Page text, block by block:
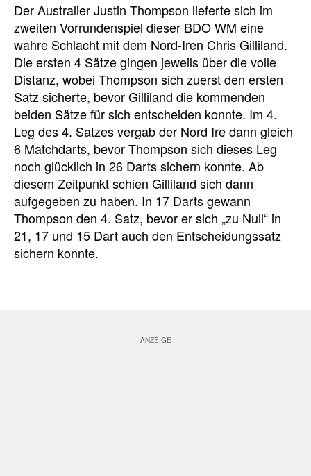
Der Australier Justin Thompson lieferte sich im
zweiten Vorrundenspiel dieser BDO WM eine
wahre Schlacht mit dem Nord-Iren Chris Gilliland.
Die ersten 4 Sätze gingen jeweils über die volle
Distanz, wobei Thompson sich zuerst den ersten
Satz sicherte, bevor Gilliland die kommenden
beiden Sätze für sich entscheiden konnte. Im 4.
Leg des 4. Satzes vergab der Nord Ire dann gleich
6 Matchdarts, bevor Thompson sich dieses Leg
noch glücklich in 26 Darts sichern konnte. Ab
diesem Zeitpunkt schien Gilliland sich dann
aufgegeben zu haben. In 17 Darts gewann
Thompson den 4. Satz, bevor er sich „zu Null“ in
21, 17 und 15 Dart auch den Entscheidungssatz
sichern konnte.